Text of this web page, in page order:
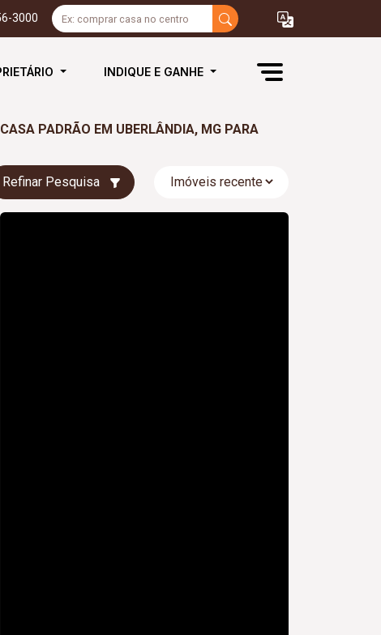
3000
INDIQUE E GANHE
PADRÃO EM UBERLÂNDIA, MG PARA
Refinar Pesquisa